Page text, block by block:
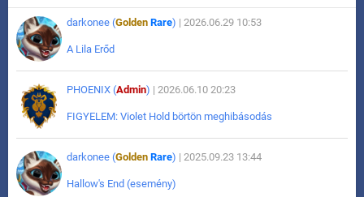
darkonee (Golden Rare) | 2026.06.29 10:53
A Lila Erőd
PHOENIX (Admin) | 2026.06.10 20:23
FIGYELEM: Violet Hold börtön meghibásodás
darkonee (Golden Rare) | 2025.09.23 13:44
Hallow's End (esemény)